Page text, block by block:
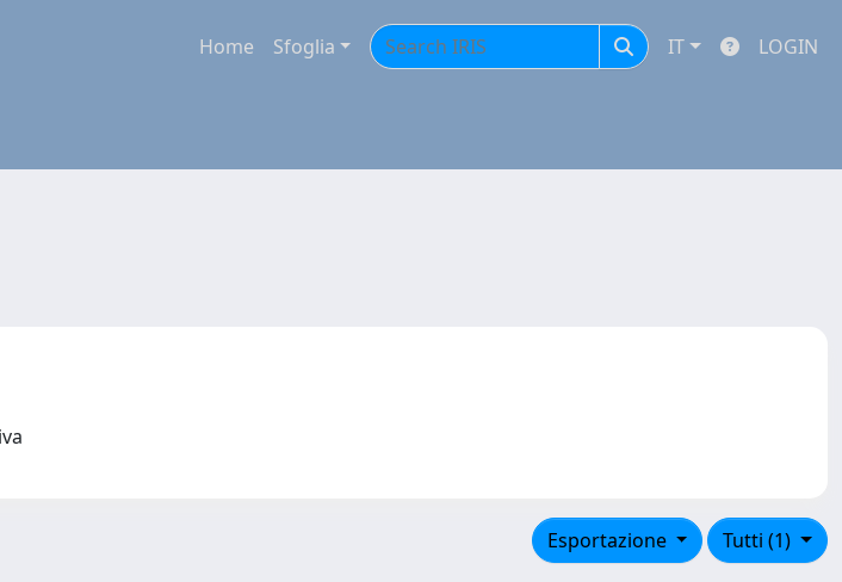
Home Sfoglia IT LOGIN
Tutti (1)
Esportazione